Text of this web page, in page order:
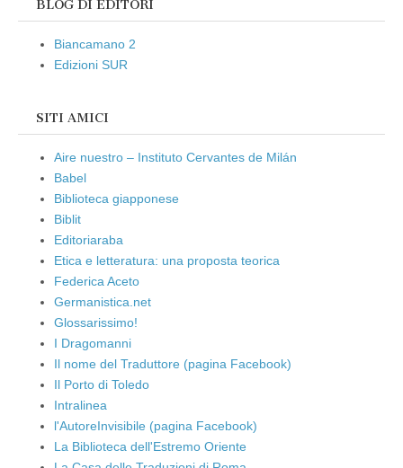
BLOG DI EDITORI
Biancamano 2
Edizioni SUR
SITI AMICI
Aire nuestro – Instituto Cervantes de Milán
Babel
Biblioteca giapponese
Biblit
Editoriaraba
Etica e letteratura: una proposta teorica
Federica Aceto
Germanistica.net
Glossarissimo!
I Dragomanni
Il nome del Traduttore (pagina Facebook)
Il Porto di Toledo
Intralinea
l'AutoreInvisibile (pagina Facebook)
La Biblioteca dell'Estremo Oriente